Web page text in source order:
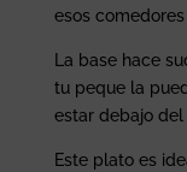
esos
La base hace
tu peque la
estar debajo del
Este plato es